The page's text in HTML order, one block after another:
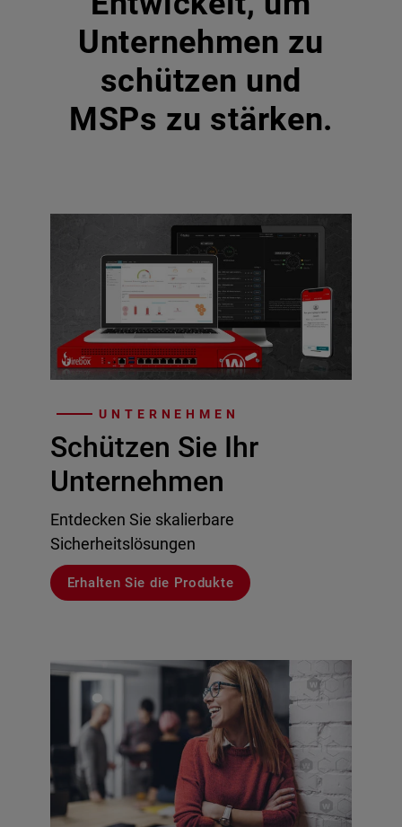
Unternehmen zu
schützen und
MSPs zu stärken.
UNTERNEHMEN
Schützen Sie Ihr
Unternehmen
Entdecken Sie skalierbare
Sicherheitslösungen
Erhalten Sie die Produkte